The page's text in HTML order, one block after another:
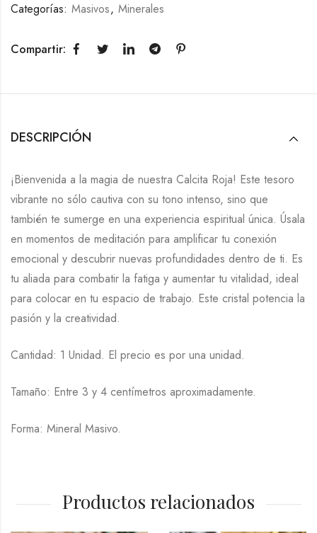
Categorías: Masivos, Minerales
Compartir:
DESCRIPCIÓN
¡Bienvenida a la magia de nuestra Calcita Roja! Este tesoro
vibrante no sólo cautiva con su tono intenso, sino que
también te sumerge en una experiencia espiritual única. Úsala
en momentos de meditación para amplificar tu conexión
emocional y descubrir nuevas profundidades dentro de ti. Es
tu aliada para combatir la fatiga y aumentar tu vitalidad, ideal
para colocar en tu espacio de trabajo. Este cristal potencia la
pasión y la creatividad.
Cantidad: 1 Unidad. El precio es por una unidad.
Tamaño: Entre 3 y 4 centímetros aproximadamente.
Forma: Mineral Masivo.
Productos relacionados